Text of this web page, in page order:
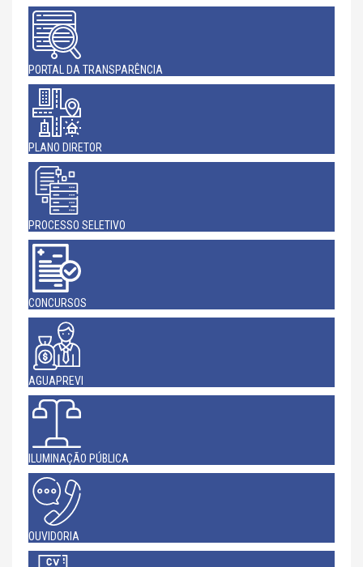
PORTAL DA TRANSPARÊNCIA
PLANO DIRETOR
PROCESSO SELETIVO
CONCURSOS
AGUAPREVI
ILUMINAÇÃO PÚBLICA
OUVIDORIA